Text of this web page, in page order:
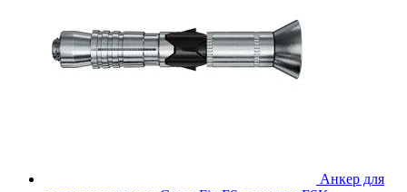
Анкер для